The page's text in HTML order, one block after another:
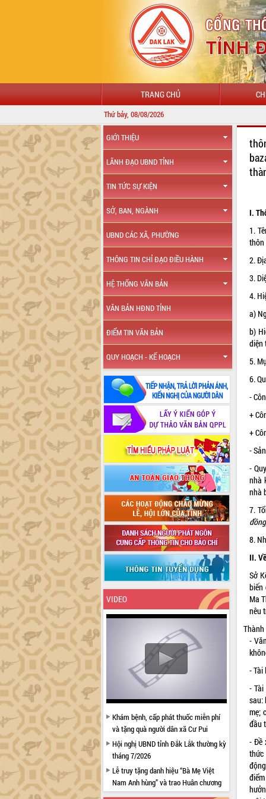
TRANG CHỦ
Thứ bảy, 08/08/2026
GIỚI THIỆU
LÃNH ĐẠO UBND TỈNH
TIN TỨC SỰ KIỆN
SỞ, BAN, NGÀNH
UBND CÁC XÃ, PHƯỜNG
THÔNG TIN CHỈ ĐẠO ĐIỀU HÀNH
HỆ THỐNG VĂN BẢN
VĂN BẢN HĐND TỈNH
ĐIỂM TIN VĂN BẢN
QUY HOẠCH - KẾ HOẠCH
VIDEO
Khám bệnh, cấp phát thuốc miễn phí
và tặng quà người dân xã Cư Pui
Hội nghị UBND tỉnh Đắk Lắk thường kỳ
tháng 7/2026
Lễ truy tặng danh hiệu “Bà Mẹ Việt
Nam Anh hùng” và trao Huân chương
Lao động
I.
1.
thôn
2.
3.
4.
a)
b)
diện
5.
6.
-
+
+
-
-
nhà
nhà
7.
8.
II.
Sở
biến
Ma
nêu
-
- Tài
-
sau:
mẹ;
đầu
- Đề